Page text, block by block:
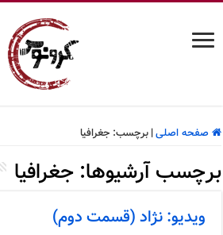
صفحه اصلی| برچسب:جغرافیا
برچسب آرشیوها:جغرافیا
ویدیو: نژاد (قسمت دوم)